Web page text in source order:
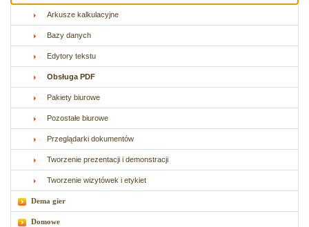
Arkusze kalkulacyjne
Bazy danych
Edytory tekstu
Obsługa PDF
Pakiety biurowe
Pozostałe biurowe
Przeglądarki dokumentów
Tworzenie prezentacji i demonstracji
Tworzenie wizytówek i etykiet
Dema gier
Domowe